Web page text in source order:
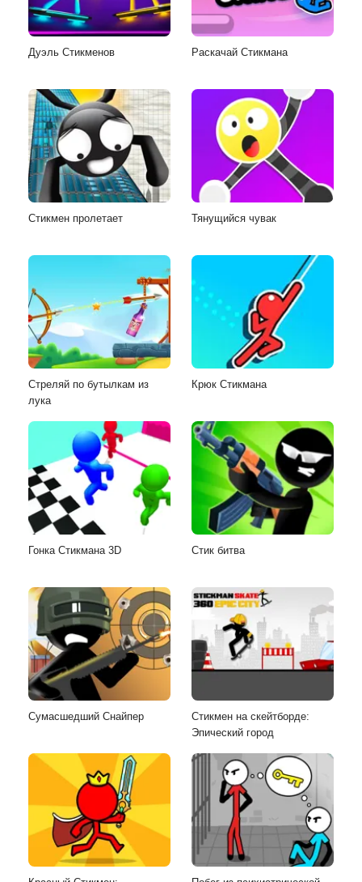
Дуэль Стикменов Раскачай Стикмана
Стикмен пролетает Тянущийся чувак
Стреляй по бутылкам из
лука
Крюк Стикмана
Гонка Стикмана 3D Стик битва
Сумасшедший Снайпер
Стикмен на скейтборде:
Эпический город